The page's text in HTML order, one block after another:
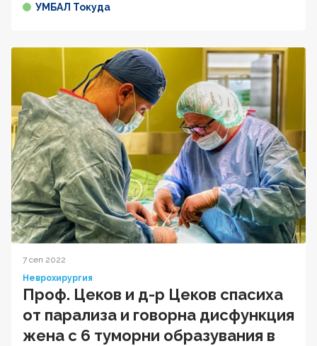
УМБАЛ Токуда
7 сеп 2022
Неврохирургия
Проф. Цеков и д-р Цеков спасиха
от парализа и говорна дисфункция
жена с 6 туморни образувания в